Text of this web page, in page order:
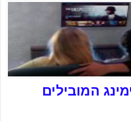
המובילים